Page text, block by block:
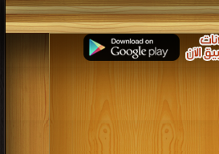
كتب 1968
كتب 1967
كتب 1964
كتب 1963
كتب 1960
كتب 1959
كتب 1952
كتب 1951